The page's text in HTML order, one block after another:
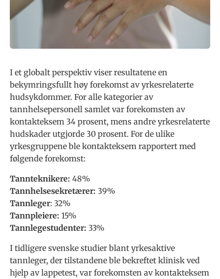
I et globalt perspektiv viser resultatene en
bekymringsfullt høy forekomst av yrkesrelaterte
hudsykdommer. For alle kategorier av
tannhelsepersonell samlet var forekomsten av
kontakteksem 34 prosent, mens andre yrkesrelaterte
hudskader utgjorde 30 prosent. For de ulike
yrkesgruppene ble kontakteksem rapportert med
følgende forekomst:
Tannteknikere: 48%
Tannhelsesekretærer: 39%
Tannleger: 32%
Tannpleiere: 15%
Tannlegestudenter: 33%
I tidligere svenske studier blant yrkesaktive
tannleger, der tilstandene ble bekreftet klinisk ved
hjelp av lappetest, var forekomsten av kontakteksem